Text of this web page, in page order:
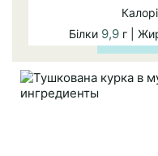
Білки 9,9г |